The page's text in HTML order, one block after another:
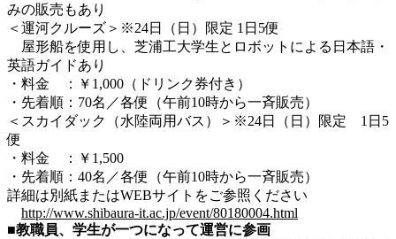
みの販売もあり
＜運河クルーズ＞※24日（日）限定 1日5便
屋形船を使用し、芝浦工大学生とロボットによる日本語・
英語ガイドあり
・料金 ：￥1,000（ドリンク券付き）
・先着順：70名／各便（午前10時から一斉販売）
＜スカイダック（水陸両用バス）＞※24日（日）限定 1日5
便
・料金 ：￥1,500
・先着順：40名／各便（午前10時から一斉販売）
詳細は別紙またはWEBサイトをご参照ください
http://www.shibaura-it.ac.jp/event/80180004.html
■教職員、学生が一つになって運営に参画